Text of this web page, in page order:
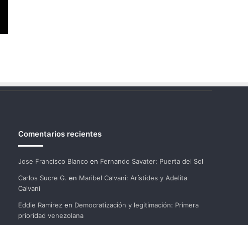
Comentarios recientes
Jose Francisco Blanco en Fernando Savater: Puerta del Sol
Carlos Sucre G. en Maribel Calvani: Arístides y Adelita
Calvani
Eddie Ramirezen Democratización y legitimación: Primera
prioridad venezolana